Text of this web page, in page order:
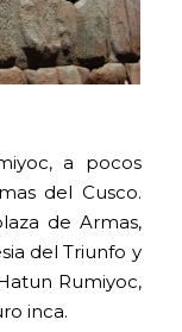
a pocos
del Cusco.
de Armas,
del Triunfo y
Rumiyoc,
inca.